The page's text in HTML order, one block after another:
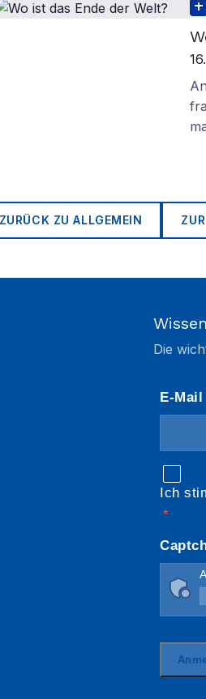
ZUALLGEMEIN
Die